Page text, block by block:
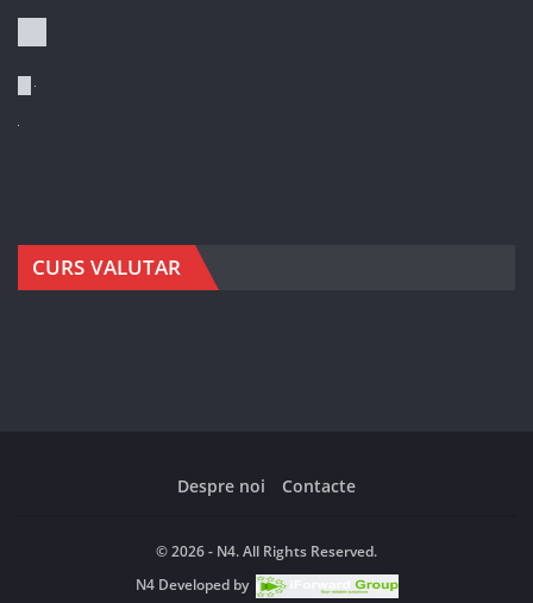
CURS VALUTAR
Despre noi Contacte
© 2026 - N4. All Rights Reserved.
N4Developed by